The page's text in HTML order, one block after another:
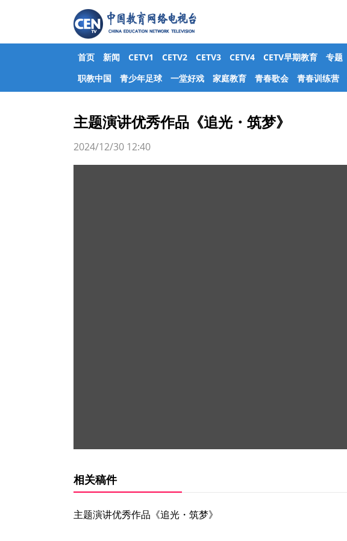
首页 新闻 CETV1 CETV2 CETV3 CETV4 CETV早期教育 专题
职教中国
青少年足球 一堂好戏 家庭教育 青春歌会 青春训练营
主题演讲优秀作品《追光・筑梦》
2024/12/30 12:40
相关稿件
主题演讲优秀作品《追光・筑梦》